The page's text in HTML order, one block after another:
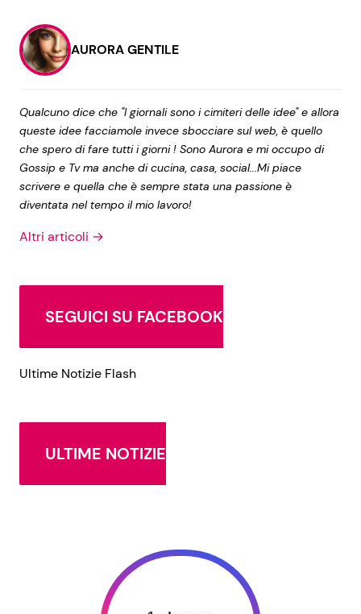
AURORA GENTILE
Qualcuno dice che "I giornali sono i cimiteri delle idee" e allora
queste idee facciamole invece sbocciare sul web, è quello
che spero di fare tutti i giorni ! Sono Aurora e mi occupo di
Gossip e Tv ma anche di cucina, casa, social...Mi piace
scrivere e quella che è sempre stata una passione è
diventata nel tempo il mio lavoro!
Altri articoli →
SEGUICI SU FACEBOOK
Ultime Notizie Flash
ULTIME NOTIZIE